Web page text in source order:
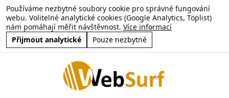
Používáme nezbytné soubory cookie pro správné fungování
webu. Volitelné analytické cookies (Google Analytics, Toplist)
nám pomáhají měřit návštěvnost. Více informací
Přijmout analytické
Pouze nezbytné